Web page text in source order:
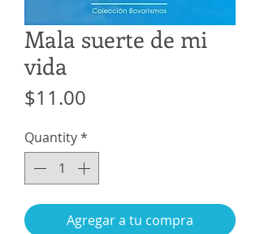
Mala suerte de mi
vida
$11.00
Quantity*
Agregar a tu compra